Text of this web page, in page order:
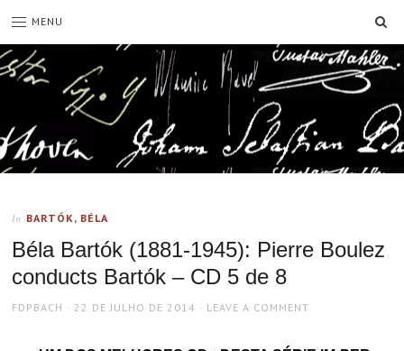
MENU
In BARTÓK, BÉLA
Béla Bartók (1881-1945): Pierre Boulez
conducts Bartók – CD 5 de 8
AUTHOR
FDPBACH
POSTED
22 DE JULHO DE 2014 LEAVE A COMMENT